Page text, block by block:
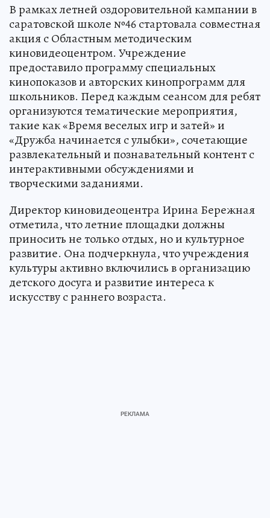
В рамках летней оздоровительной кампании в
саратовской школе №46 стартовала совместная
акция с Областным методическим
киновидеоцентром. Учреждение
предоставило программу специальных
кинопоказов и авторских кинопрограмм для
школьников. Перед каждым сеансом для ребят
организуются тематические мероприятия,
такие как «Время веселых игр и затей» и
«Дружба начинается с улыбки», сочетающие
развлекательный и познавательный контент с
интерактивными обсуждениями и
творческими заданиями.
Директор киновидеоцентра Ирина Бережная
отметила, что летние площадки должны
приносить не только отдых, но и культурное
развитие. Она подчеркнула, что учреждения
культуры активно включились в организацию
детского досуга и развитие интереса к
искусству с раннего возраста.